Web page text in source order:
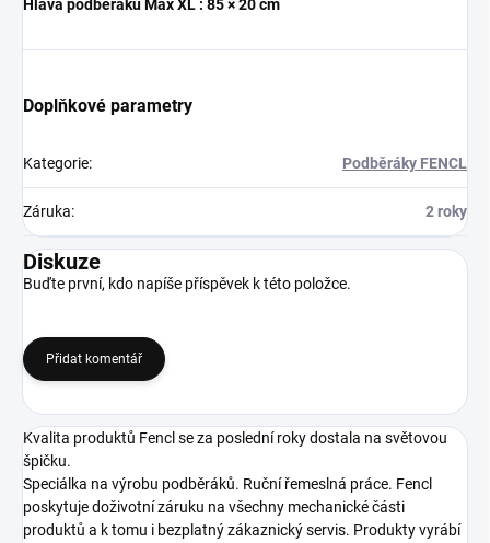
Hlava podběráku Max XL : 85 × 20 cm
Doplňkové parametry
Kategorie: Podběráky FENCL
Záruka: 2 roky
Diskuze
Buďte první, kdo napíše příspěvek k této položce.
Přidat komentář
Kvalita produktů Fencl se za poslední roky dostala na světovou
špičku.
Speciálka na výrobu podběráků. Ruční řemeslná práce. Fencl
poskytuje doživotní záruku na všechny mechanické části
produktů a k tomu i bezplatný zákaznický servis. Produkty vyrábí